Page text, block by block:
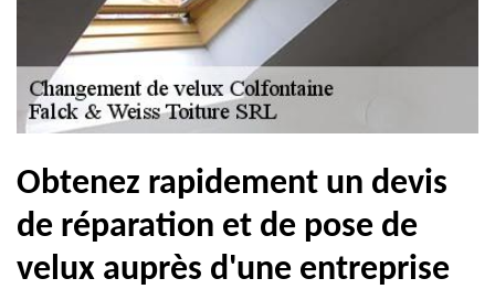
Obtenez rapidement un devis
de réparation et de pose de
velux auprès d'une entreprise